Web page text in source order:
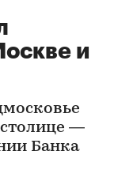
и
столице —
Банка